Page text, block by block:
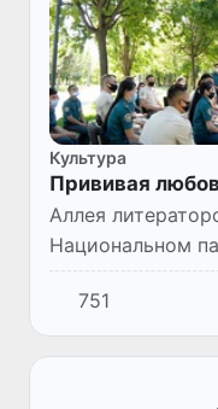
Культура
Прививая
Аллея
Национальном
Алишера Навои
уже стала
центром для
751